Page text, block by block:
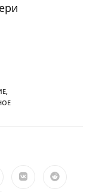
,
Открывается